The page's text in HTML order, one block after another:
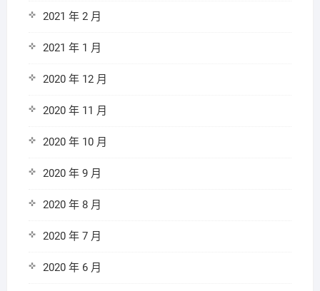
2021 年 2 月
2021 年 1 月
2020 年 12 月
2020 年 11 月
2020 年 10 月
2020 年 9 月
2020 年 8 月
2020 年 7 月
2020 年 6 月